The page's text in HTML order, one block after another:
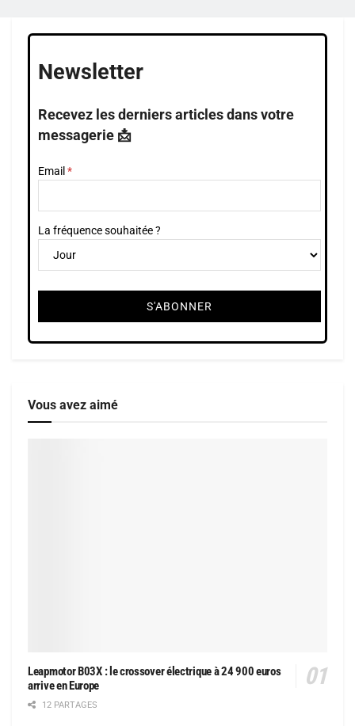
Newsletter
Recevez les derniers articles dans votre
messagerie 📩
Email
La fréquence souhaitée ?
Vous avez aimé
Leapmotor B03X : le crossover électrique à 24 900 euros
arrive en Europe
12 PARTAGES